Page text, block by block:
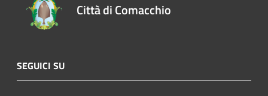
Città di Comacchio
SEGUICI SU